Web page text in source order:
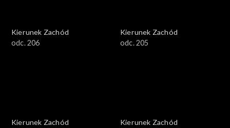
Kierunek Zachód
odc. 206
Kierunek Zachód
odc. 205
Kierunek Zachód
Kierunek Zachód